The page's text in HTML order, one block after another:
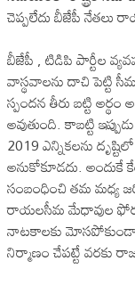
చెప్పలేదు బీజేపీ
బీజేపీ , టిడిపి పార్టీల
వాస్థవాలను దాచి పెట్టి
స్పందన తీరు బట్టి
అవుతుంది. కాబట్టి
2019 ఎన్నికలను
అనుకోకూడదు. అందుకే
సంబంధించి తమ మధ్య
రాయలసీమ మేధావుల
నాటకాలకు మోసపోకుండా
నిర్మాణం చేపట్టే